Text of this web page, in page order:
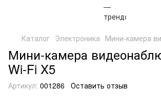
Каталог Электроника Мини-камера
Мини-камера
Wi-Fi X5
Артикул: 001286 Оставить отзыв